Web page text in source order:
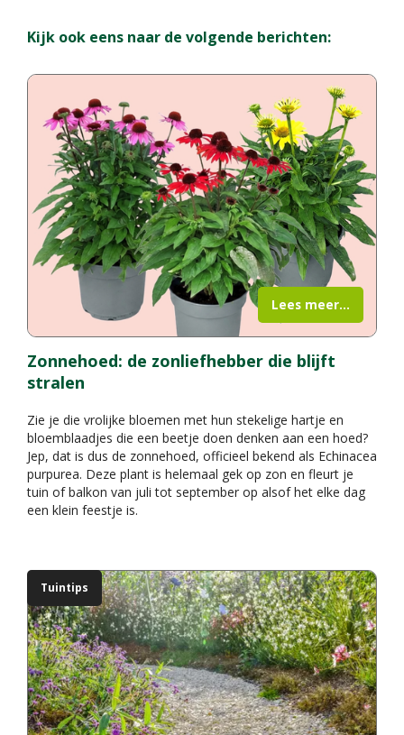
Kijk ook eens naar de volgende berichten:
Zonnehoed: de zonliefhebber die blijft
stralen
Zie je die vrolijke bloemen met hun stekelige hartje en
bloemblaadjes die een beetje doen denken aan een hoed?
Jep, dat is dus de zonnehoed, officieel bekend als Echinacea
purpurea. Deze plant is helemaal gek op zon en fleurt je
tuin of balkon van juli tot september op alsof het elke dag
een klein feestje is.
Lees meer...
Tuintips